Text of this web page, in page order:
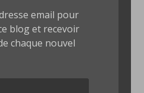
email pour
blog et recevoir
chaque nouvel